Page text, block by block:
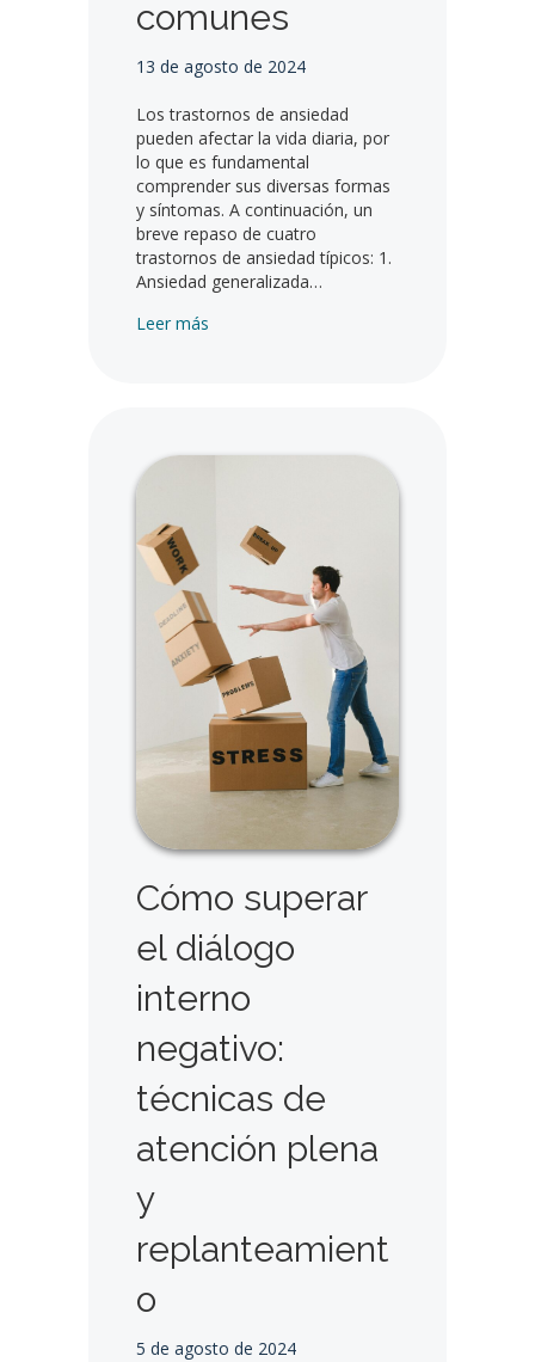
comunes
13 de agosto de 2024
Los trastornos de ansiedad
pueden afectar la vida diaria, por
lo que es fundamental
comprender sus diversas formas
y síntomas. A continuación, un
breve repaso de cuatro
trastornos de ansiedad típicos: 1.
Ansiedad generalizada…
Leer más
Cómo superar
el diálogo
interno
negativo:
técnicas de
atención plena
y
replanteamient
o
5 de agosto de 2024